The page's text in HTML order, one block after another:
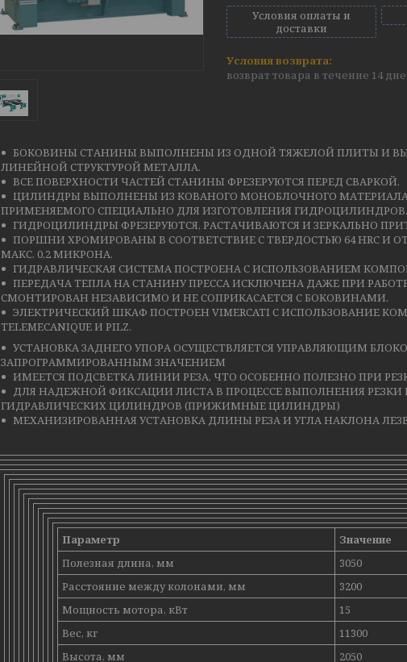
Условия оплаты и
доставки
возврат товара в течение 14
БОКОВИНЫ СТАНИНЫ ВЫПОЛНЕНЫ ИЗ ОДНОЙ ТЯЖЕЛОЙ ПЛИТЫ И
ЛИНЕЙНОЙ СТРУКТУРОЙ МЕТАЛЛА.
ВСЕ ПОВЕРХНОСТИ ЧАСТЕЙ СТАНИНЫ ФРЕЗЕРУЮТСЯ ПЕРЕД СВАРКОЙ.
ЦИЛИНДРЫ ВЫПОЛНЕНЫ ИЗ КОВАНОГО МОНОБЛОЧНОГО
ПРИМЕНЯЕМОГО СПЕЦИАЛЬНО ДЛЯ ИЗГОТОВЛЕНИЯ ГИДРОЦИЛИНДРОВ.
ГИДРОЦИЛИНДРЫ ФРЕЗЕРУЮТСЯ, РАСТАЧИВАЮТСЯ И ЗЕРКАЛЬНО
ПОРШНИ ХРОМИРОВАНЫ В СООТВЕТСТВИЕ С ТВЕРДОСТЬЮ 64 HRC И
МАКС. 0,2 МИКРОНА.
ГИДРАВЛИЧЕСКАЯ СИСТЕМА ПОСТРОЕНА С ИСПОЛЬЗОВАНИЕМ
ПЕРЕДАЧА ТЕПЛА НА СТАНИНУ ПРЕССА ИСКЛЮЧЕНА ДАЖЕ ПРИ
СМОНТИРОВАН НЕЗАВИСИМО И НЕ СОПРИКАСАЕТСЯ С БОКОВИНАМИ.
ЭЛЕКТРИЧЕСКИЙ ШКАФ ПОСТРОЕН VIMERCATI С ИСПОЛЬЗОВАНИЕ
TELEMECANIQUE И PILZ.
УСТАНОВКА ЗАДНЕГО УПОРА ОСУЩЕСТВЛЯЕТСЯ УПРАВЛЯЮЩИМ
ЗАПРОГРАММИРОВАННЫМ ЗНАЧЕНИЕМ
ИМЕЕТСЯ ПОДСВЕТКА ЛИНИИ РЕЗА, ЧТО ОСОБЕННО ПОЛЕЗНО ПРИ
ДЛЯ НАДЕЖНОЙ ФИКСАЦИИ ЛИСТА В ПРОЦЕССЕ ВЫПОЛНЕНИЯ РЕЗКИ
ГИДРАВЛИЧЕСКИХ ЦИЛИНДРОВ (ПРИЖИМНЫЕ ЦИЛИНДРЫ)
МЕХАНИЗИРОВАННАЯ УСТАНОВКА ДЛИНЫ РЕЗА И УГЛА НАКЛОНА
Параметр
Значение
Полезная длина, мм
3050
Расстояние между колонами, мм
3200
Мощность мотора, кВт
15
Вес, кг
11300
Высота, мм
2050